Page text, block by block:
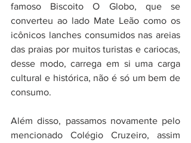
famoso Biscoito O Globo, que se
converteu ao lado Mate Leão como os
icônicos lanches consumidos nas areias
das praias por muitos turistas e cariocas,
desse modo, carrega em si uma carga
cultural e histórica, não é só um bem de
consumo.
Além disso, passamos novamente pelo
mencionado Colégio Cruzeiro, assim